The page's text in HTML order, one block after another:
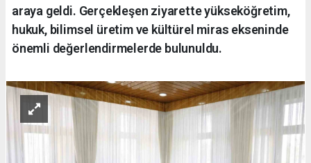
araya geldi. Gerçekleşen ziyarette yükseköğretim,
hukuk, bilimsel üretim ve kültürel miras ekseninde
önemli değerlendirmelerde bulunuldu.